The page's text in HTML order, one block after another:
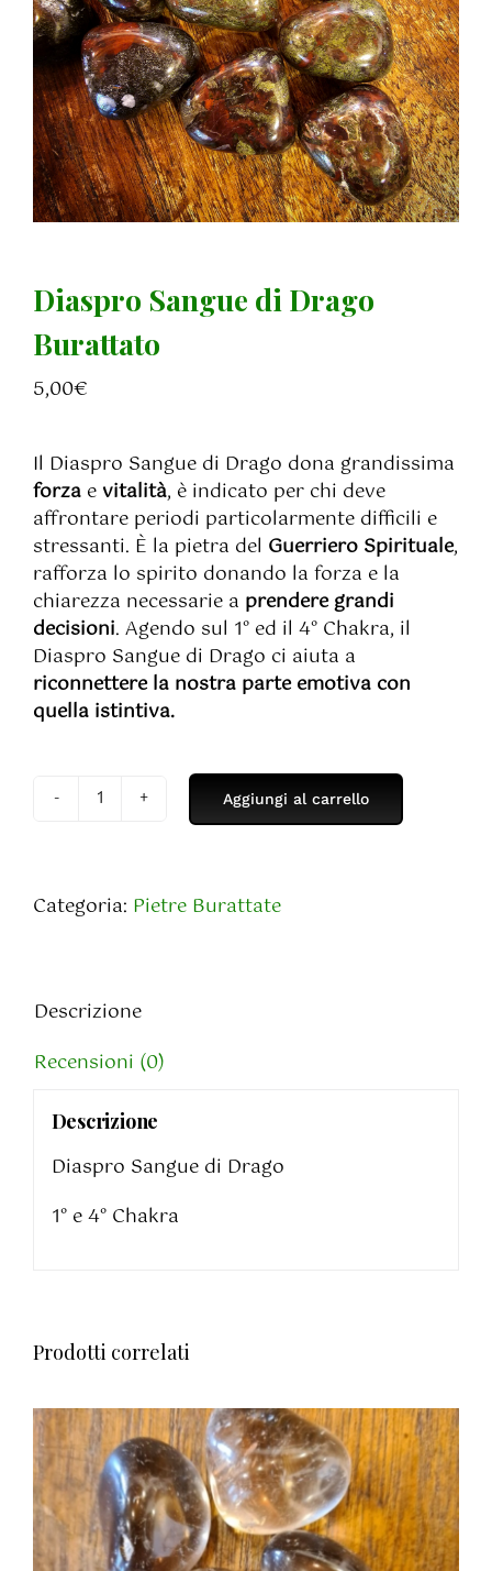
Diaspro Sangue di Drago
Burattato
5,00€
Il Diaspro Sangue di Drago dona grandissima
forza e vitalità, è indicato per chi deve
affrontare periodi particolarmente difficili e
stressanti. È la pietra del Guerriero Spirituale,
rafforza lo spirito donando la forza e la
chiarezza necessarie a prendere grandi
decisioni. Agendo sul 1° ed il 4° Chakra, il
Diaspro Sangue di Drago ci aiuta a
riconnettere la nostra parte emotiva con
quella istintiva.
Diaspro
Drago
Burattato
Aggiungi al carrello
Categoria: Pietre Burattate
Descrizione
Recensioni (0)
Descrizione
Diaspro Sangue di Drago
1° e 4° Chakra
Prodotti correlati